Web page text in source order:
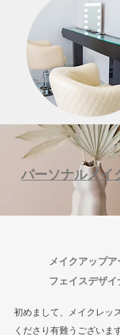
パーソナルメイ
メイクアップ
フェイスデザイ
初めまして、メイクレッ
くださり有難うございます